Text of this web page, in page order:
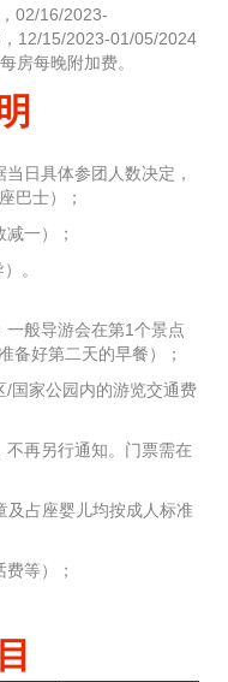
02/16/2023-
12/15/2023-01/05/2024
房每晚附加费。
日具体参团人数决定，
巴士）；
一）；
。
般导游会在第1个景点
备好第二天的早餐）；
/国家公园内的游览交通费
再另行通知。门票需在
及占座婴儿均按成人标准
等）；